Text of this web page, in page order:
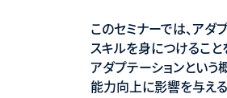
このセミナーでは、ア
スキルを身につけること
アダプテーションとい
能力向上に影響を与え